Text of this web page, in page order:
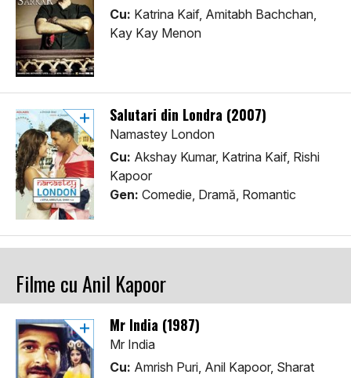
Cu: Katrina Kaif, Amitabh Bachchan,
Kay Kay Menon
Salutari din Londra (2007)
Namastey London
Cu: Akshay Kumar, Katrina Kaif, Rishi
Kapoor
Gen: Comedie, Dramă, Romantic
Filme cu Anil Kapoor
Mr India (1987)
Mr India
Cu: Amrish Puri, Anil Kapoor, Sharat